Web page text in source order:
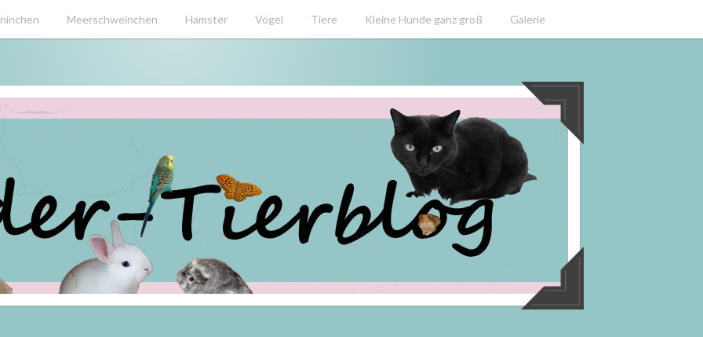
Meerschweinchen Hamster Vögel Tiere Kleine Hunde ganz groß Galerie